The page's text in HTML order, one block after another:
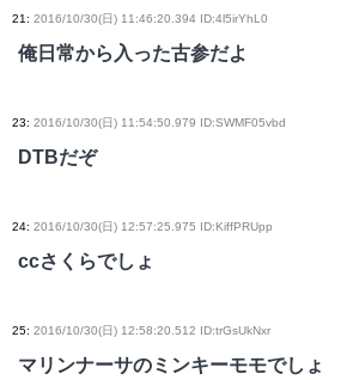
21: 2016/10/30(日) 11:46:20.394 ID:4l5irYhL0
俺日常から入った古参だよ
23: 2016/10/30(日) 11:54:50.979 ID:SWMF05vbd
DTBだぞ
24: 2016/10/30(日) 12:57:25.975 ID:KiffPRUpp
ccさくらでしょ
25: 2016/10/30(日) 12:58:20.512 ID:trGsUkNxr
マリンナーサのミンキーモモでしょ